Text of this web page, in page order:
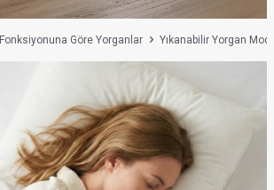
Fonksiyonuna Göre Yorganlar Yıkanabilir Yorgan